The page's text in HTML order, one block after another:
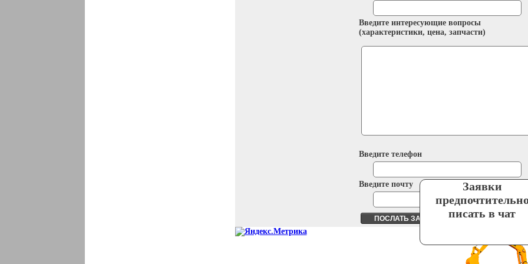
Введите интересующие вопросы
(характеристики, цена, запчасти)
Введите телефон
Введите почту
Заявки
писать в чат